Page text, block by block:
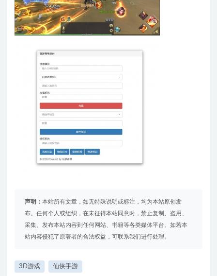
声明： 本站所有文章，如无特殊说明或标注，均为本站原创发
布。任何个人或组织，在未征得本站同意时，禁止复制、盗用、
采集、发布本站内容到任何网站、书籍等各类媒体平台。如若本
站内容侵犯了原著者的合法权益，可联系我们进行处理。
3D游戏 仙侠手游